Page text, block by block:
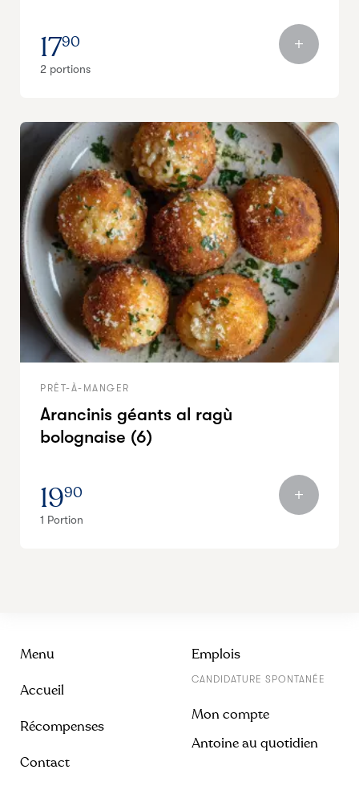
1790
2 portions
PRÊT-À-MANGER
Arancinis géants al ragù
bolognaise (6)
1990
1 Portion
Menu
Accueil
Récompenses
Contact
Emplois
CANDIDATURE SPONTANÉE
Mon compte
Antoine au quotidien